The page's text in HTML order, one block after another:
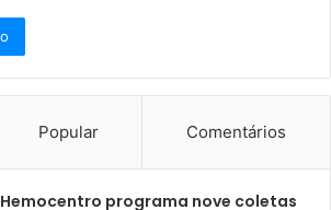
Popular Comentários
Hemocentro programa nove coletas